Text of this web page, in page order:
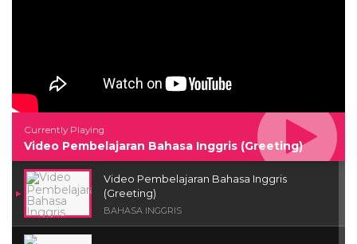
Currently Playing
Video Pembelajaran Bahasa Inggris (Greeting)
Video Pembelajaran Bahasa Inggris
(Greeting)
BAHASA INGGRIS